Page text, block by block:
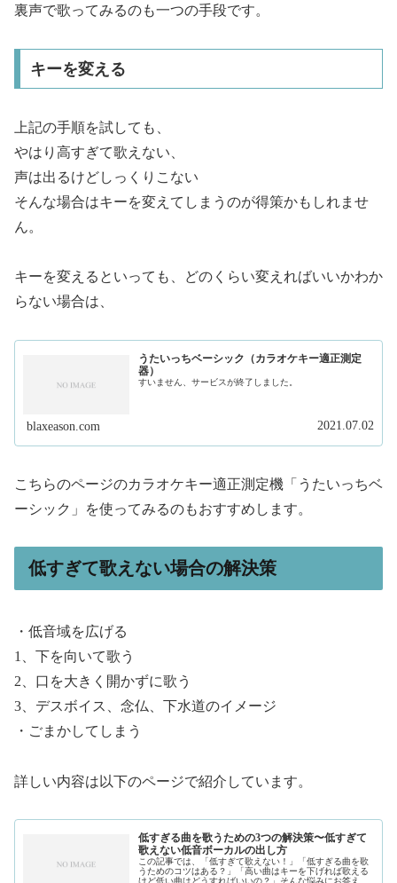
裏声で歌ってみるのも一つの手段です。
キーを変える
上記の手順を試しても、
やはり高すぎて歌えない、
声は出るけどしっくりこない
そんな場合はキーを変えてしまうのが得策かもしれませ
ん。
キーを変えるといっても、どのくらい変えればいいかわか
らない場合は、
うたいっちベーシック（カラオケキー適正測定
器）
すいません、サービスが終了しました。
blaxeason.com 2021.07.02
こちらのページのカラオケキー適正測定機「うたいっちベ
ーシック」を使ってみるのもおすすめします。
低すぎて歌えない場合の解決策
・低音域を広げる
1、下を向いて歌う
2、口を大きく開かずに歌う
3、デスボイス、念仏、下水道のイメージ
・ごまかしてしまう
詳しい内容は以下のページで紹介しています。
低すぎる曲を歌うための3つの解決策〜低すぎて
歌えない低音ボーカルの出し方
この記事では、「低すぎて歌えない！」「低すぎる曲を歌
うためのコツはある？」「高い曲はキーを下げれば歌える
けど低い曲はどうすればいいの？」そんな悩みにお答えし